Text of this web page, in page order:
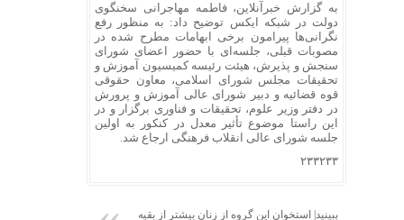
به گزارش خبرآنلاین، فاطمه مهاجرانی سخنگوی
دولت در شبکه ایکس توضیح داد: به منظور رفع
نگرانی‌ها پیرامون برخی ابهامات مطرح شده در
مصوبات قبلی، جلسه‌ای با حضور اعضای شورای
سنجش و پذیرش، هیئت رئیسه کمیسیون آموزش و
تحقیقات مجلس شورای اسلامی، معاون حقوقی
قوه قضائیه و دبیر شورای عالی آموزش و پرورش
در دفتر وزیر علوم، تحقیقات و فناوری برگزار و در
این راستا موضوع تأثیر معدل در کنکور به اولین
جلسه شورای عالی انقلاب فرهنگی ارجاع شد.
۲۳۳۲۳۳
ببینید| استخوان این گروه از زنان بیشتر از بقیه